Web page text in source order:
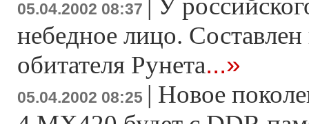
05.04.2002 08:37 | У
небедное лицо.
обитателя Рунета...»
05.04.2002 08:25 | Новое